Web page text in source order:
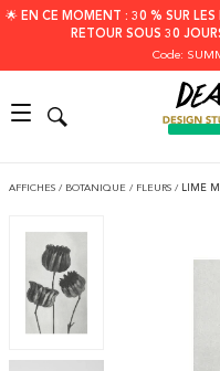
🌟 EN CE MOMENT : 30 % SUR LES
RETOUR SOUS 30
Code:
AFFICHES / BOTANIQUE / FLEURS / LIME